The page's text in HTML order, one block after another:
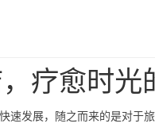
疗愈时光
速发展，随之而来的是对于